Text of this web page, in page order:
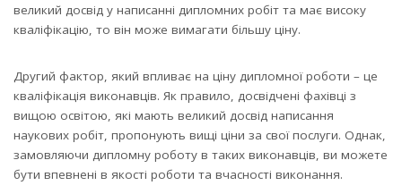
великий досвід у написанні дипломних робіт та має високу
кваліфікацію, то він може вимагати більшу ціну.
Другий фактор, який впливає на ціну дипломної роботи – це
кваліфікація виконавців. Як правило, досвідчені фахівці з
вищою освітою, які мають великий досвід написання
наукових робіт, пропонують вищі ціни за свої послуги. Однак,
замовляючи дипломну роботу в таких виконавців, ви можете
бути впевнені в якості роботи та вчасності виконання.